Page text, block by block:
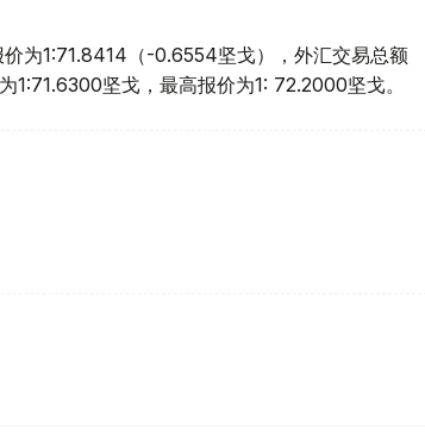
为1:71.8414（-0.6554坚戈），外汇交易总额
坚戈，最高报价为1: 72.2000坚戈。